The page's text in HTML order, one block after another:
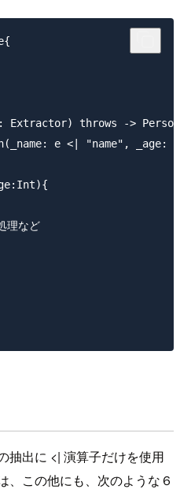
Extractor) throws ->
e <| "name", _age:
理など
抽出に <| 演算子だけを使用
、この他にも、次のような６